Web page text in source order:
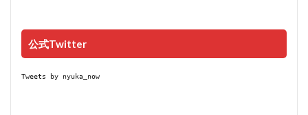
公式Twitter
Tweets by nyuka_now